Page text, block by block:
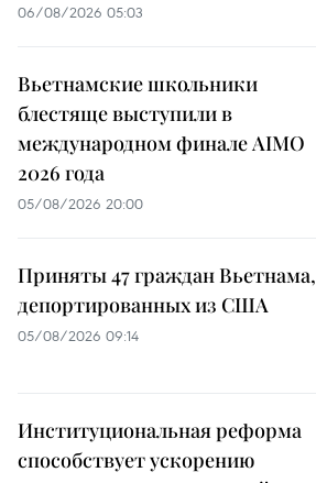
06/08/2026 05:03
Вьетнамские школьники
блестяще выступили в
международном финале AIMO
2026 года
05/08/2026 20:00
Приняты 47 граждан Вьетнама,
депортированных из США
05/08/2026 09:14
Институциональная реформа
способствует ускорению